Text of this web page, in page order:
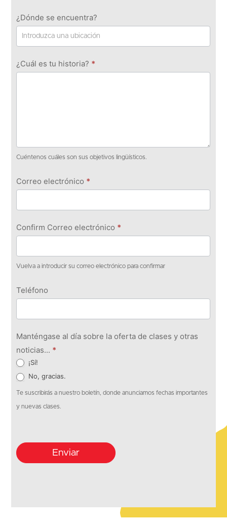
¿Dónde se encuentra?
¿Cuál es tu historia? *
Cuéntenos cuáles son sus objetivos lingüísticos.
Correo electrónico *
Confirm Correo electrónico *
Vuelva a introducir su correo electrónico para confirmar
Teléfono
Manténgase al día sobre la oferta de clases y otras
noticias... *
¡Sí!
No, gracias.
Te suscribirás a nuestro boletín, donde anunciamos fechas importantes
y nuevas clases.
Enviar